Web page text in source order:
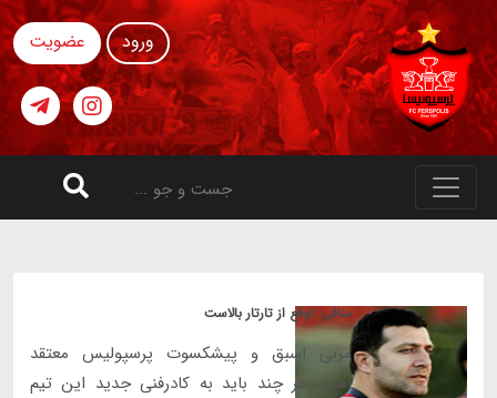
ورود عضویت
منافی: توقع از تارتار بالاست
مربی اسبق و پیشکسوت پرسپولیس معتقد
است هر چند باید به کادرفنی جدید این تیم